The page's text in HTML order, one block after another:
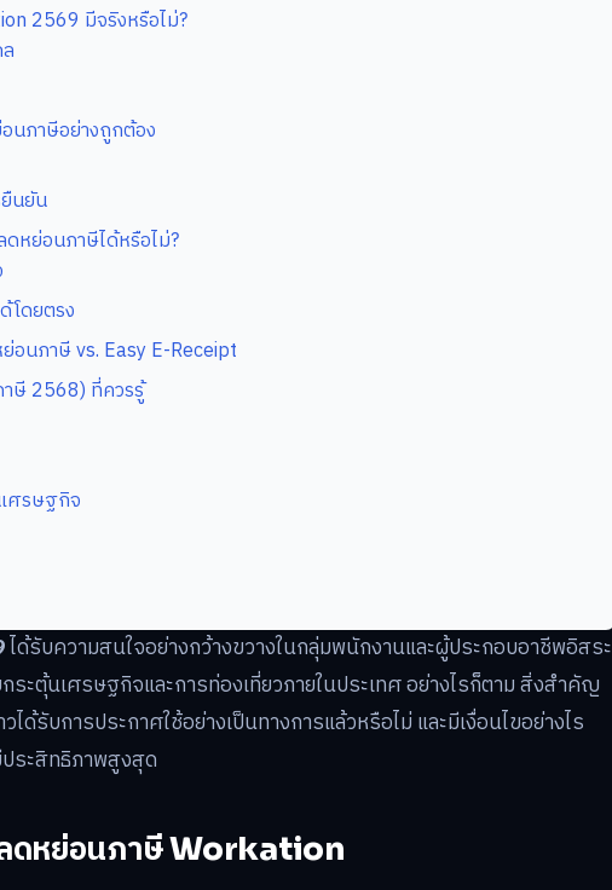
2569 มีจริงหรือไม่?
นภาษีอย่างถูกต้อง
นยัน
ดหย่อนภาษีได้หรือไม่?
โดยตรง
อนภาษี vs. Easy E-Receipt
ษี 2568) ที่ควรรู้
ศรษฐกิจ
ได้รับความสนใจอย่างกว้างขวางในกลุ่มพนักงานและผู้ประกอบอาชีพอิสระ
ระตุ้นเศรษฐกิจและการท่องเที่ยวภายในประเทศ อย่างไรก็ตาม สิ่งสำคัญ
รับการประกาศใช้อย่างเป็นทางการแล้วหรือไม่ และมีเงื่อนไขอย่างไร
ประสิทธิภาพสูงสุด
ดหย่อนภาษี Workation